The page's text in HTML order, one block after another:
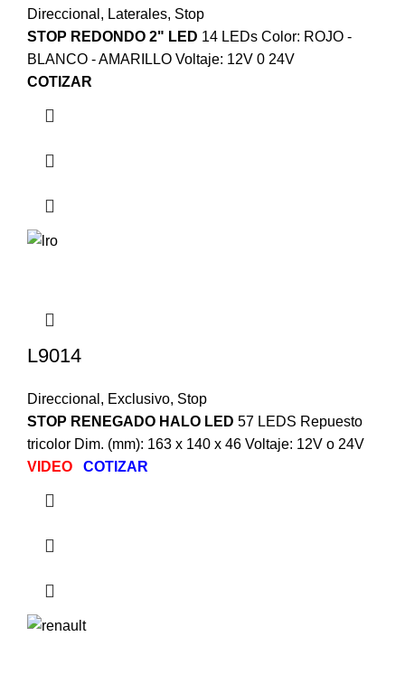
Direccional , Laterales, Stop
STOP REDONDO 2" LED 14 LEDs Color: ROJO -
BLANCO - AMARILLO Voltaje: 12V 0 24V
COTIZAR
L9014
Direccional , Exclusivo, Stop
STOP RENEGADO HALO LED 57 LEDS Repuesto
tricolor Dim. (mm): 163 x 140 x 46 Voltaje: 12V o 24V
VIDEO
COTIZAR